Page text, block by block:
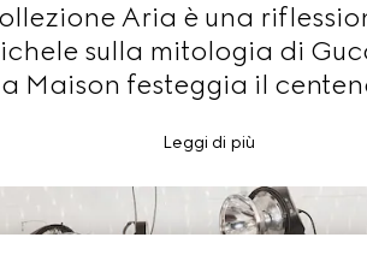
Aria è una
sulla mitologia di
Maison festeggia il
Leggi di più